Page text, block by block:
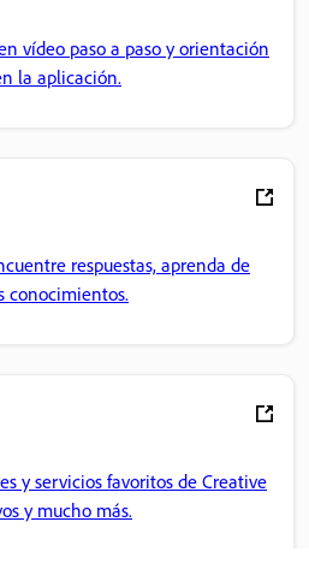
vídeo paso a paso y orientación
la aplicación.
respuestas, aprenda de
conocimientos.
y servicios favoritos de Creative
y mucho más.